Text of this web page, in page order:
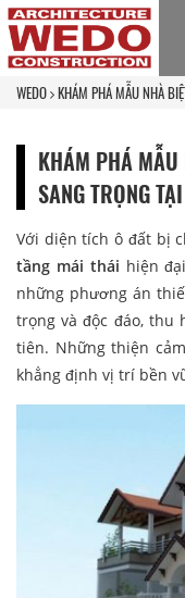
WEDO KHÁM PHÁ MẪU NHÀ
KHÁM PHÁ
SANG TRỌNG
Với diện tích ô đất bị
tầng mái thái hiện
những phương án
trọng và độc đáo,
tiên. Những thiện
khẳng định vị trí bền